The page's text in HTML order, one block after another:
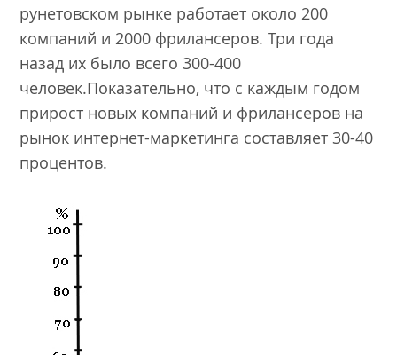
рунетовском рынке работает около 200
компаний и 2000 фрилансеров. Три года
назад их было всего 300-400
человек.Показательно, что с каждым годом
прирост новых компаний и фрилансеров на
рынок интернет-маркетинга составляет 30-40
процентов.